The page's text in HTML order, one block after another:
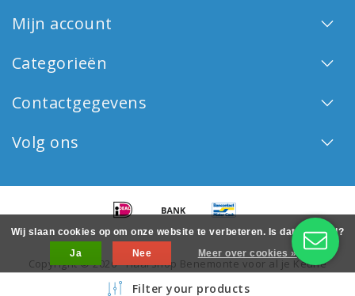
Mijn account
Categorieën
Contactgegevens
Volg ons
Copyright © 2026 - Haarshop Benemonte voor al je Keune
haarproducten - All rights reserved - Realization
Filter your products
Wij slaan cookies op om onze website te verbeteren. Is dat akkoord?
Ja
Nee Meer over cookies »